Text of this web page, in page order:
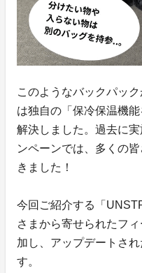
このようなバックパッ
は独自の「保冷保温機
解決しました。過去に
ンペーンでは、多くの
きました！
今回ご紹介する「
さまから寄せられたフ
加し、アップデートさ
す。